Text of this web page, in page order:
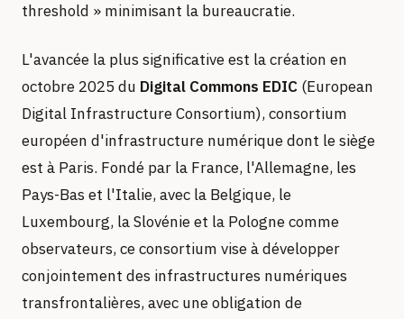
threshold » minimisant la bureaucratie.
L'avancée la plus significative est la création en
octobre 2025 du Digital Commons EDIC (European
Digital Infrastructure Consortium), consortium
européen d'infrastructure numérique dont le siège
est à Paris. Fondé par la France, l'Allemagne, les
Pays-Bas et l'Italie, avec la Belgique, le
Luxembourg, la Slovénie et la Pologne comme
observateurs, ce consortium vise à développer
conjointement des infrastructures numériques
transfrontalières, avec une obligation de